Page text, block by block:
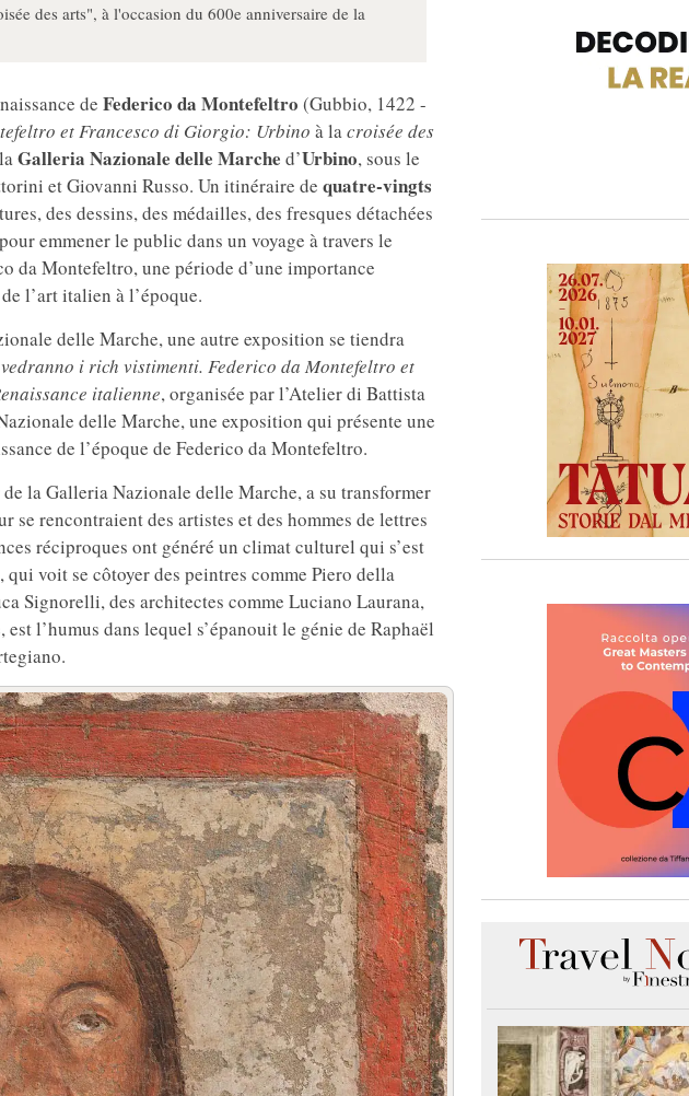
des arts", à l'occasion du 600e anniversaire de la
de Federico da Montefeltro (Gubbio, 1422 -
et Francesco di Giorgio: Urbino à lacroisée des
Galleria Nazionale delle Marche d’Urbino, sous le
et Giovanni Russo. Un itinéraire de quatre-vingts
des dessins, des médailles, des fresques détachées
emmener le public dans un voyage à travers le
da Montefeltro, une période d’une importance
l’art italien à l’époque.
delle Marche, une autre exposition se tiendra
i rich vistimenti. Federico da Montefeltro et
italienne, organisée par l’Atelier di Battista
delle Marche, une exposition qui présente une
de l’époque de Federico da Montefeltro.
la Galleria Nazionale delle Marche, a su transformer
se rencontraient des artistes et des hommes de lettres
réciproques ont généré un climat culturel qui s’est
voit se côtoyer des peintres comme Piero della
Signorelli, des architectes comme Luciano Laurana,
l’humus dans lequel s’épanouit le génie de Raphaël